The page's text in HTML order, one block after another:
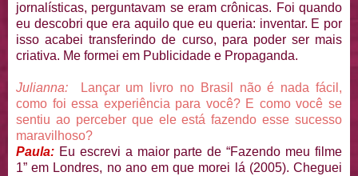
jornalísticas, perguntavam se eram crônicas. Foi quando
eu descobri que era aquilo que eu queria: inventar. E por
isso acabei transferindo de curso, para poder ser mais
criativa. Me formei em Publicidade e Propaganda.
Julianna:
Lançar um livro no Brasil não é nada fácil,
como foi essa experiência para você? E como você se
sentiu ao perceber que ele está fazendo esse sucesso
maravilhoso?
Paula: Eu escrevi a maior parte de “Fazendo meu filme
1” em Londres, no ano em que morei lá (2005). Cheguei